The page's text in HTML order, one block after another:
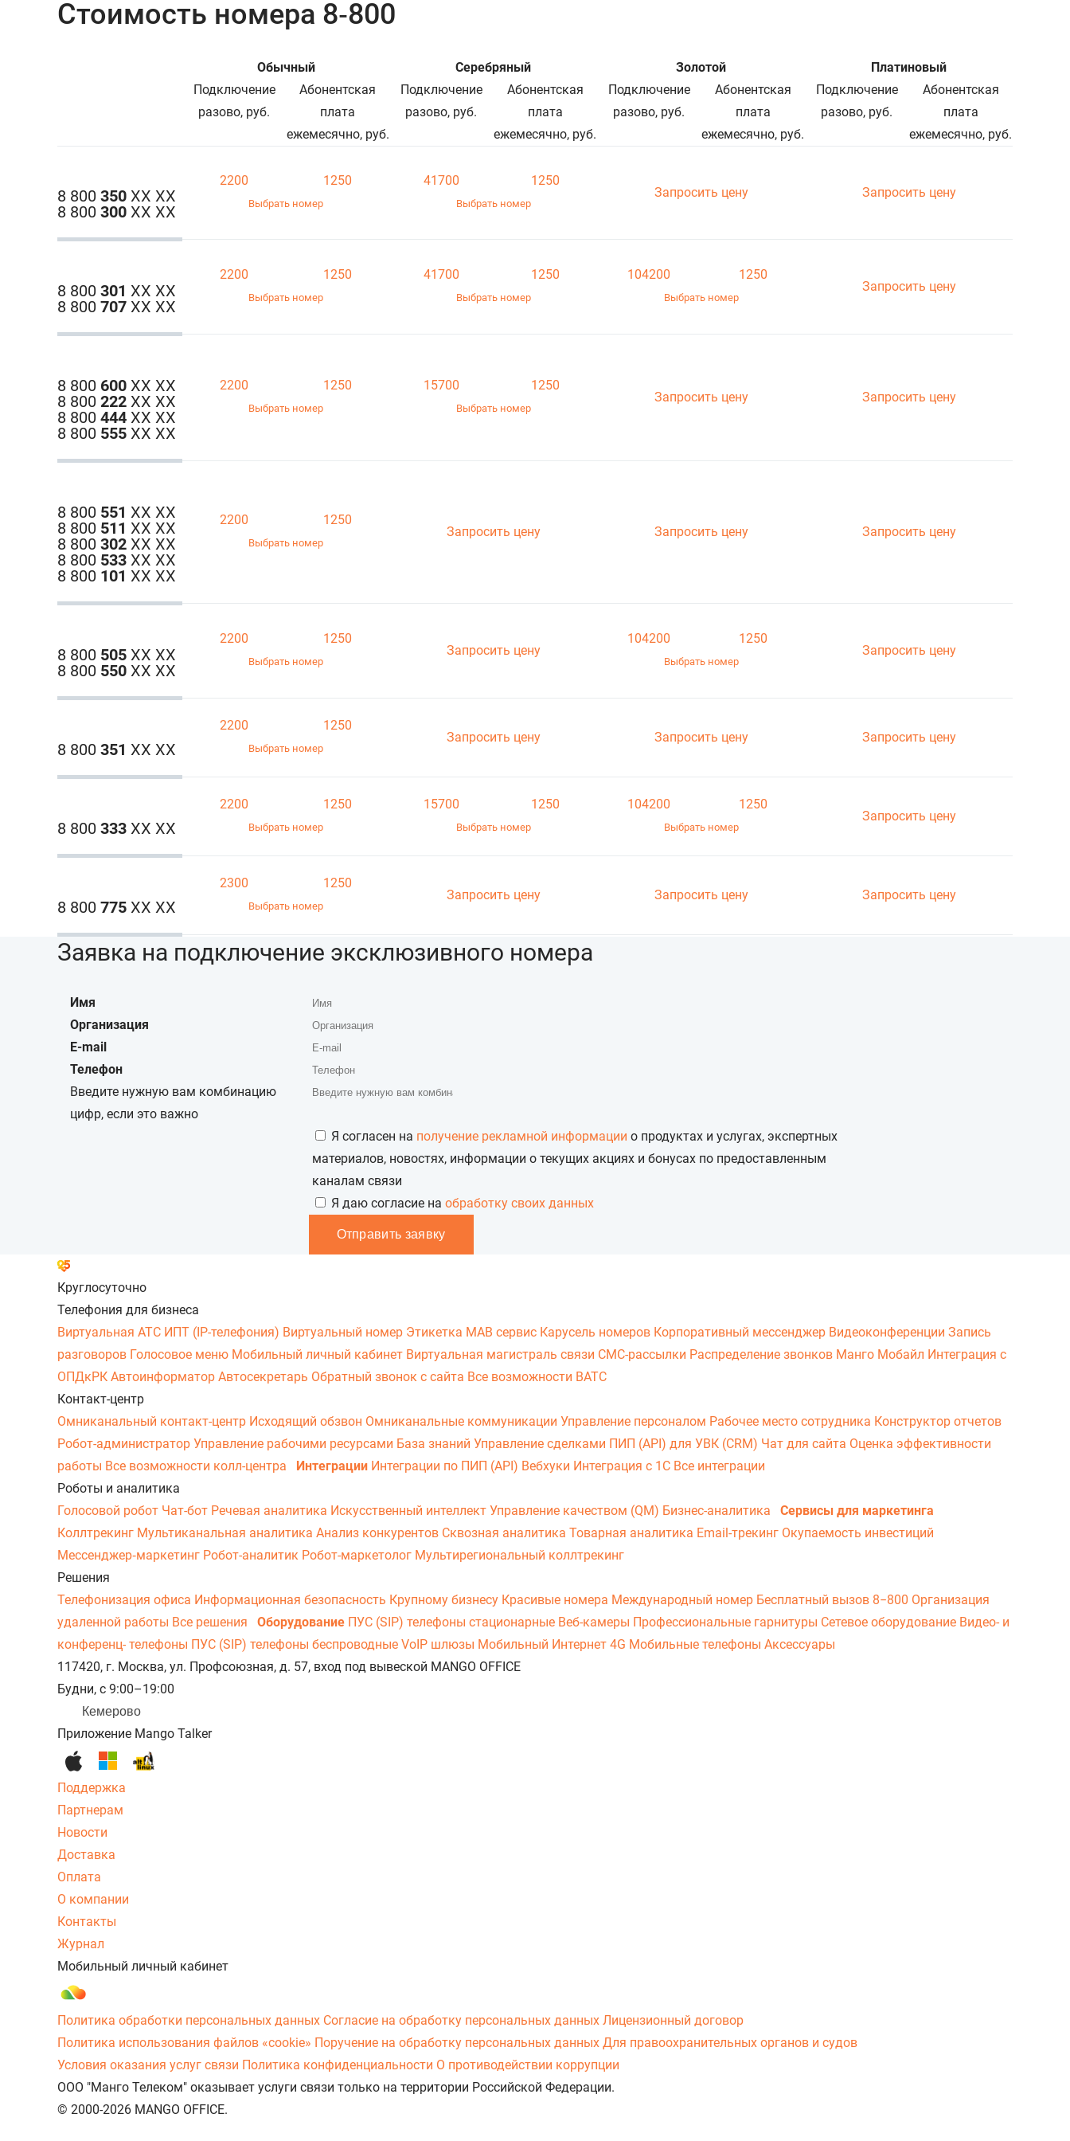
Стоимость номера 8‑800
Обычный
Подключение
разово, руб.
Абонентская
плата
ежемесячно, руб.
Серебряный
Подключение
разово, руб.
Абонентская
плата
ежемесячно, руб.
Золотой
Подключение
разово, руб.
Абонентская
плата
ежемесячно, руб.
Платиновый
Подключение
разово, руб.
Абонентская
плата
ежемесячно, руб.
8 800 350 ХХ ХХ
8 800 300 ХХ ХХ
2200 1250
Выбрать номер
41700 1250
Выбрать номер
Запросить цену Запросить цену
8 800 301 ХХ ХХ
8 800 707 ХХ ХХ
2200 1250
Выбрать номер
41700 1250
Выбрать номер
104200 1250
Выбрать номер
Запросить цену
8 800 600 ХХ ХХ
8 800 222 ХХ ХХ
8 800 444 ХХ ХХ
8 800 555 ХХ ХХ
2200 1250
Выбрать номер
15700 1250
Выбрать номер
Запросить цену Запросить цену
8 800 551 ХХ ХХ
8 800 511 ХХ ХХ
8 800 302 ХХ ХХ
8 800 533 ХХ ХХ
8 800 101 ХХ ХХ
2200 1250
Выбрать номер
Запросить цену Запросить цену Запросить цену
8 800 505 ХХ ХХ
8 800 550 ХХ ХХ
2200 1250
Выбрать номер
Запросить цену
104200 1250
Выбрать номер
Запросить цену
8 800 351 ХХ ХХ
2200 1250
Выбрать номер
Запросить цену Запросить цену Запросить цену
8 800 333 ХХ ХХ
2200 1250
Выбрать номер
15700 1250
Выбрать номер
104200 1250
Выбрать номер
Запросить цену
8 800 775 ХХ ХХ
2300 1250
Выбрать номер
Запросить цену Запросить цену Запросить цену
Заявка на подключение эксклюзивного номера
Имя
Организация
E-mail
Телефон
Введите нужную вам комбинацию
цифр, если это важно
Я согласен на получение рекламной информации о продуктах и услугах, экспертных
материалов, новостях, информации о текущих акциях и бонусах по предоставленным
каналам связи
Я даю согласие на обработку своих данных
Отправить заявку
Круглосуточно
Телефония для бизнеса
Виртуальная АТС ИПТ (IP-телефония) Виртуальный номер Этикетка МАВ сервис Карусель номеров Корпоративный мессенджер Видеоконференции Запись
разговоров Голосовое меню Мобильный личный кабинет Виртуальная магистраль связи СМС-рассылки Распределение звонков Манго Мобайл Интеграция с
ОПДкРК Автоинформатор Автосекретарь Обратный звонок с сайта Все возможности ВАТС
Контакт-центр
Омниканальный контакт-центр Исходящий обзвон Омниканальные коммуникации Управление персоналом Рабочее место сотрудника Конструктор отчетов
Робот-администратор Управление рабочими ресурсами База знаний Управление сделками ПИП (API) для УВК (CRM) Чат для сайта Оценка эффективности
работы Все возможности колл-центра Интеграции Интеграции по ПИП (API) Вебхуки Интеграция с 1С Все интеграции
Роботы и аналитика
Голосовой робот Чат-бот Речевая аналитика Искусственный интеллект Управление качеством (QM) Бизнес-аналитика
Сервисы для маркетинга
Коллтрекинг Мультиканальная аналитика Анализ конкурентов Сквозная аналитика Товарная аналитика Email-трекинг Окупаемость инвестиций
Мессенджер‑маркетинг Робот-аналитик Робот-маркетолог Мультирегиональный коллтрекинг
Решения
Телефонизация офиса Информационная безопасность Крупному бизнесу Красивые номера Международный номер Бесплатный вызов 8−800 Организация
удаленной работы Все решения Оборудование ПУС (SIP) телефоны стационарные Веб-камеры Профессиональные гарнитуры Сетевое оборудование Видео- и
конференц- телефоны ПУС (SIP) телефоны беспроводные VoIP шлюзы Мобильный Интернет 4G Мобильные телефоны Аксессуары
117420, г. Москва, ул. Профсоюзная, д. 57, вход под вывеской MANGO OFFICE
Будни, с 9:00–19:00
Кемерово
Приложение Mango Talker
Поддержка
Партнерам
Новости
Доставка
Оплата
О компании
Контакты
Журнал
Мобильный личный кабинет
Политика обработки персональных данных Согласие на обработку персональных данных Лицензионный договор
Политика использования файлов «cookie» Поручение на обработку персональных данных Для правоохранительных органов и судов
Условия оказания услуг связи Политика конфиденциальности О противодействии коррупции
ООО "Манго Телеком" оказывает услуги связи только на территории Российской Федерации.
© 2000-2026 MANGO OFFICE.